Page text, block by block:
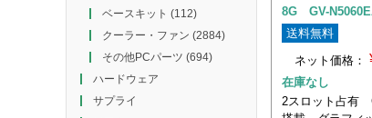
ベースキット (112)
クーラー・ファン (2884)
その他PCパーツ (694)
ハードウェア
サプライ
8G GV-
送料無料
ネット価格：
在庫なし
2スロット占有